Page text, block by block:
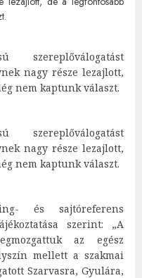
szereplőválogatást
nagy része lezajlott,
nem kaptunk választ.
szereplőválogatást
nagy része lezajlott,
nem kaptunk választ.
és sajtóreferens
szerint: „A
az egész
mellett a szakmai
Szarvasra, Gyulára,